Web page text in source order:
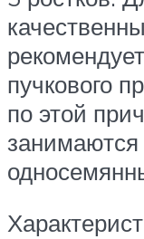
пучкового
по этой